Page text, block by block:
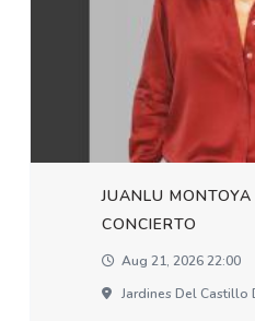
JUANLU MONTOYA
CONCIERTO
Aug 21, 2026 22:00
Jardines Del Castillo